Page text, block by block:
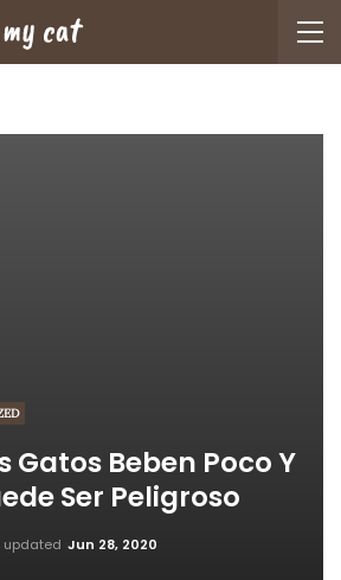
Gatos Beben Poco Y
Ser Peligroso
updated Jun 28, 2020